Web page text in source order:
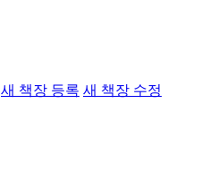
새 책장 등록 새 책장 수정